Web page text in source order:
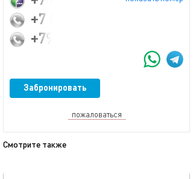
+7 (495) 032-92-32
+79779865694
Забронировать
пожаловаться
Смотрите также